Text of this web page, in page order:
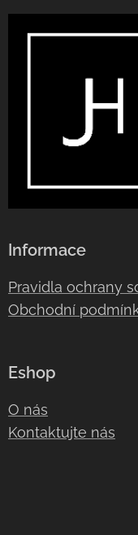
Informace
Pravidla ochrany
Obchodní
Eshop
O nás
Kontaktujte nás